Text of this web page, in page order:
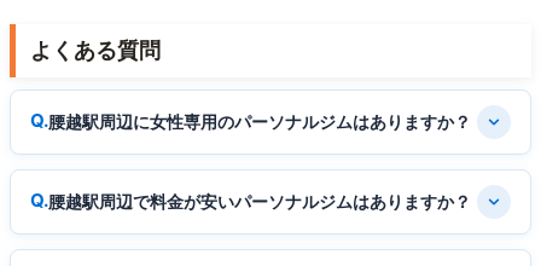
よくある質問
腰越駅周辺に女性専用のパーソナルジムはありますか？
腰越駅周辺で料金が安いパーソナルジムはありますか？